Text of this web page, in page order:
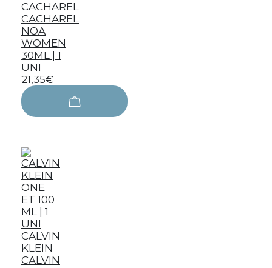
CACHAREL
CACHAREL
NOA
WOMEN
30ML | 1
UNI
21,35€
CALVIN
KLEIN
CALVIN